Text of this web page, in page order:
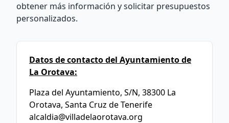
obtener más información y solicitar presupuestos
personalizados.
Datos de contacto del Ayuntamiento de
La Orotava:
Plaza del Ayuntamiento, S/N, 38300 La
Orotava, Santa Cruz de Tenerife
alcaldia@villadelaorotava.org